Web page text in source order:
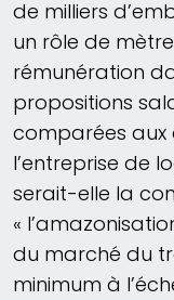
de milliers
un rôle de
rémunération
propositions
comparées
l’entreprise de
serait-elle la
«
du marché du
minimum à